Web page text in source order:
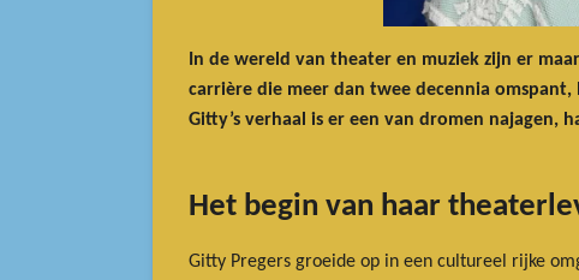
In de wereld van theater en muziek zijn er
carrière die meer dan twee decennia
Gitty’s verhaal is er een van dromen
Het begin van haar
Gitty Pregers groeide op in een cultureel rijke